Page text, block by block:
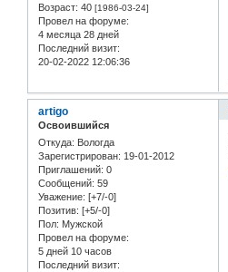
Возраст: 40 [1986-03-24]
Провел на форуме:
4 месяца 28 дней
Последний визит:
20-02-2022 12:06:36
artigo
Освоившийся
Откуда: Вологда
Зарегистрирован: 19-01-2012
Приглашений: 0
Сообщений: 59
Уважение: [+7/-0]
Позитив: [+5/-0]
Пол: Мужской
Провел на форуме:
5 дней 10 часов
Последний визит: